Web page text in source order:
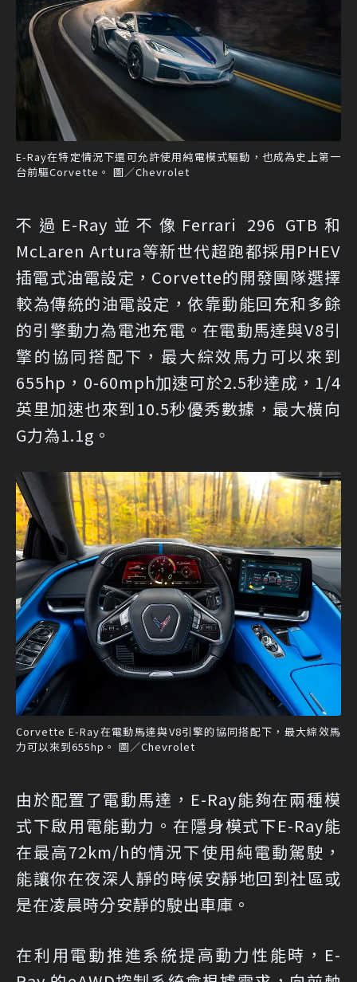
E-Ray在特定情況下還可允許使用純電模式驅動，也成為史上第一
台前驅Corvette。 圖／Chevrolet
不過E-Ray並不像Ferrari 296 GTB和
McLaren Artura等新世代超跑都採用PHEV
插電式油電設定，Corvette的開發團隊選擇
較為傳統的油電設定，依靠動能回充和多餘
的引擎動力為電池充電。在電動馬達與V8引
擎的協同搭配下，最大綜效馬力可以來到
655hp，0-60mph加速可於2.5秒達成，1/4
英里加速也來到10.5秒優秀數據，最大橫向
G力為1.1g。
Corvette E-Ray在電動馬達與V8引擎的協同搭配下，最大綜效馬
力可以來到655hp。 圖／Chevrolet
由於配置了電動馬達，E-Ray能夠在兩種模
式下啟用電能動力。在隱身模式下E-Ray能
在最高72km/h的情況下使用純電動駕駛，
能讓你在夜深人靜的時候安靜地回到社區或
是在凌晨時分安靜的駛出車庫。
在利用電動推進系統提高動力性能時，E-